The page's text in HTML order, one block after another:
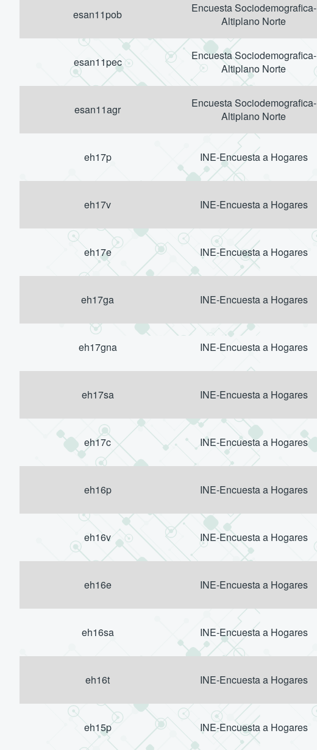
esan11pob
Encuesta Sociodemografica-
Altiplano Norte
esan11pec
Encuesta Sociodemografica-
Altiplano Norte
esan11agr
Encuesta Sociodemografica-
Altiplano Norte
eh17p INE-Encuesta a Hogares
eh17v INE-Encuesta a Hogares
eh17e INE-Encuesta a Hogares
eh17ga INE-Encuesta a Hogares
eh17gna INE-Encuesta a Hogares
eh17sa INE-Encuesta a Hogares
eh17c INE-Encuesta a Hogares
eh16p INE-Encuesta a Hogares
eh16v INE-Encuesta a Hogares
eh16e INE-Encuesta a Hogares
eh16sa INE-Encuesta a Hogares
eh16t INE-Encuesta a Hogares
eh15p INE-Encuesta a Hogares